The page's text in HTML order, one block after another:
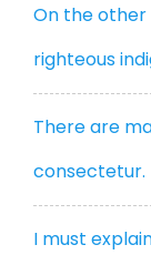
On the other
righteous
There are
consectetur.
I must